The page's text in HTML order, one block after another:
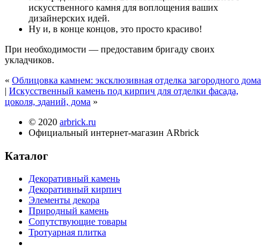
искусственного камня для воплощения ваших
дизайнерских идей.
Ну и, в конце концов, это просто красиво!
При необходимости — предоставим бригаду своих
укладчиков.
« Облицовка камнем: эксклюзивная отделка загородного дома
| Искусственный камень под кирпич для отделки фасада,
цоколя, зданий, дома »
© 2020 arbrick.ru
Официальный интернет-магазин ARbrick
Каталог
Декоративный камень
Декоративный кирпич
Элементы декора
Природный камень
Сопутствующие товары
Тротуарная плитка